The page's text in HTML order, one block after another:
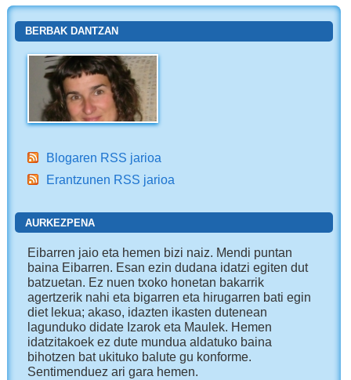
BERBAK DANTZAN
Blogaren RSS jarioa
Erantzunen RSS jarioa
AURKEZPENA
Eibarren jaio eta hemen bizi naiz. Mendi puntan
baina Eibarren. Esan ezin dudana idatzi egiten dut
batzuetan. Ez nuen txoko honetan bakarrik
agertzerik nahi eta bigarren eta hirugarren bati egin
diet lekua; akaso, idazten ikasten dutenean
lagunduko didate Izarok eta Maulek. Hemen
idatzitakoek ez dute mundua aldatuko baina
bihotzen bat ukituko balute gu konforme.
Sentimenduez ari gara hemen.